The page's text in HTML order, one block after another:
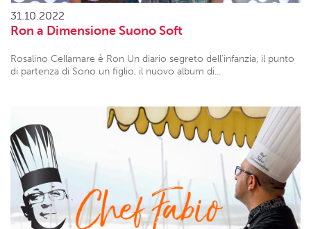
31.10.2022
Ron a Dimensione Suono Soft
Rosalino Cellamare è Ron Un diario segreto dell'infanzia, il punto
di partenza di Sono un figlio, il nuovo album di...